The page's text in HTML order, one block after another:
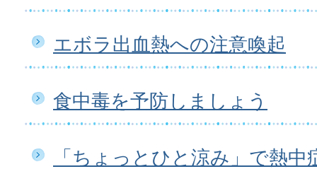
エボラ出血熱への注意喚起
食中毒を予防しましょう
「ちょっとひと涼み」で熱中